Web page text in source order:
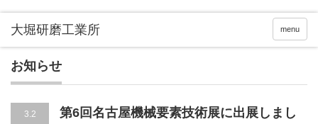
menu
お知らせ
3.2
第6回名古屋機械要素技術展に出展しまし